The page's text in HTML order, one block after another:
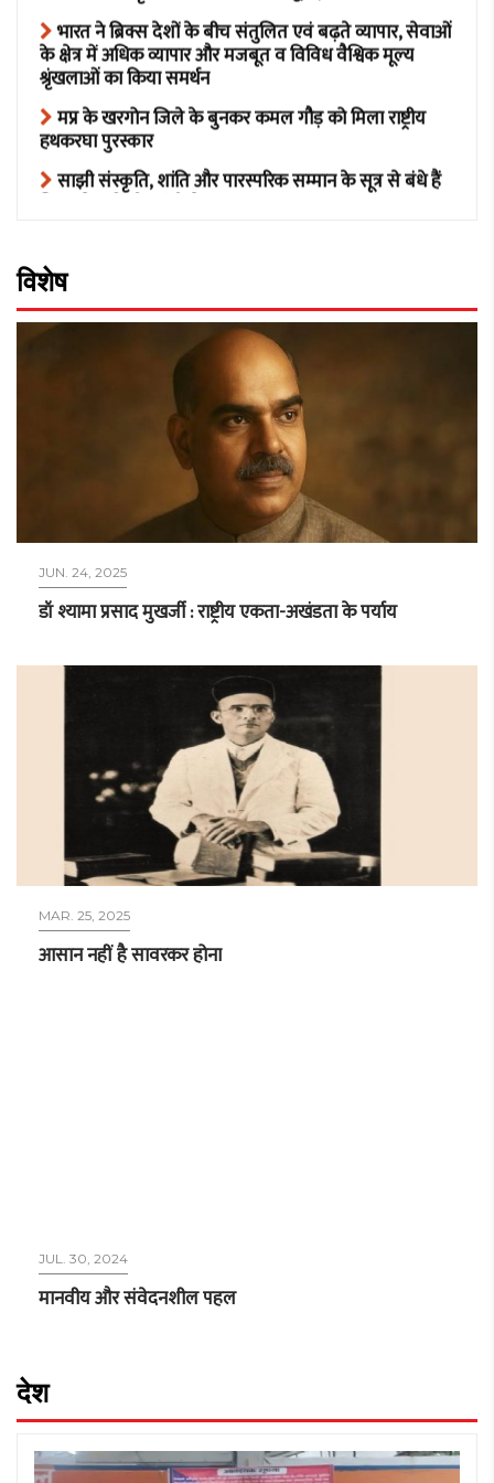
के क्षेत्र में अधिक व्यापार और मजबूत व विविध वैश्विक मूल्य
श्रृंखलाओं का किया समर्थन
मप्र के खरगोन जिले के बुनकर कमल गौड़ को मिला राष्ट्रीय
हथकरघा पुरस्कार
साझी संस्कृति, शांति और पारस्परिक सम्मान के सूत्र से बंधे हैं
ब्रिक्स देश: केंद्रीय मंत्री शेखावत
बदरीनाथ मंदिर चढ़ावा चोरी प्रकरण में तीसरा आरोपित
गिरफ्तार
13वीं ब्रिक्स शिक्षा मंत्रियों की बैठक में भारत ने जन-केंद्रित और
‘मानवता-प्रथम’ दृष्टिकोण के प्रति अपनी प्रतिबद्धता दोहराई
विशेष
JUN. 24, 2025
डॉ श्यामा प्रसाद मुखर्जी : राष्ट्रीय एकता-अखंडता के पर्याय
MAR. 25, 2025
आसान नहीं है सावरकर होना
JUL. 30, 2024
मानवीय और संवेदनशील पहल
देश